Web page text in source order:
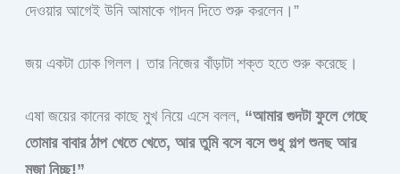
দেওয়ার আগেই উনি আমাকে গাদন দিতে শুরু করলেন।”
জয় একটা ঢোক গিলল। তার নিজের বাঁড়াটা শক্ত হতে শুরু করেছে।
এষা জয়ের কানের কাছে মুখ নিয়ে এসে বলল, “আমার গুদটা ফুলে গেছে
তোমার বাবার ঠাপ খেতে খেতে, আর তুমি বসে বসে শুধু গল্প শুনছ আর
মজা নিচ্ছ!”